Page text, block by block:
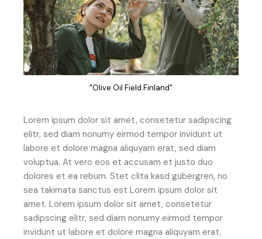
"Olive Oil Field Finland"
Lorem ipsum dolor sit amet, consetetur sadipscing
elitr, sed diam nonumy eirmod tempor invidunt ut
labore et dolore magna aliquyam erat, sed diam
voluptua. At vero eos et accusam et justo duo
dolores et ea rebum. Stet clita kasd gubergren, no
sea takimata sanctus est Lorem ipsum dolor sit
amet. Lorem ipsum dolor sit amet, consetetur
sadipscing elitr, sed diam nonumy eirmod tempor
invidunt ut labore et dolore magna aliquyam erat,